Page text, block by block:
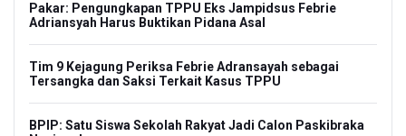
Pakar: Pengungkapan TPPU Eks Jampidsus Febrie
Adriansyah Harus Buktikan Pidana Asal
Tim 9 Kejagung Periksa Febrie Adransayah sebagai
Tersangka dan Saksi Terkait Kasus TPPU
BPIP: Satu Siswa Sekolah Rakyat Jadi Calon Paskibraka